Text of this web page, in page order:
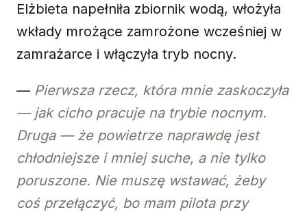
Elżbieta napełniła zbiornik wodą, włożyła
wkłady mrożące zamrożone wcześniej w
zamrażarce i włączyła tryb nocny.
— Pierwsza rzecz, która mnie zaskoczyła
— jak cicho pracuje na trybie nocnym.
Druga — że powietrze naprawdę jest
chłodniejsze i mniej suche, a nie tylko
poruszone. Nie muszę wstawać, żeby
coś przełączyć, bo mam pilota przy